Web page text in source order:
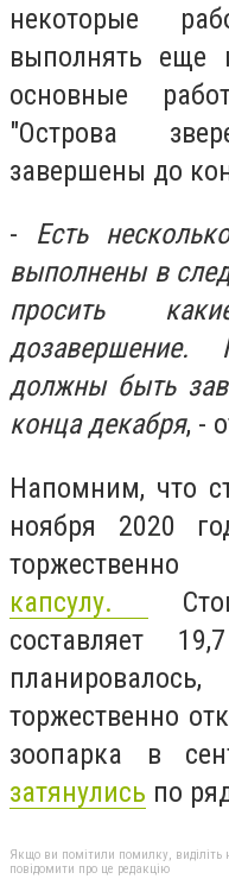
некоторые
выполнять еще
основные
"Острова
завершены до
- Есть
выполнены в
просить
должны быть
конца декабря, -
Напомним, что
ноября 2020
торжественно
капсулу.
составляет
торжественно
зоопарка в
затянулись по
Якщо ви помітили помилку, виділіть
повідомити про це редакцію